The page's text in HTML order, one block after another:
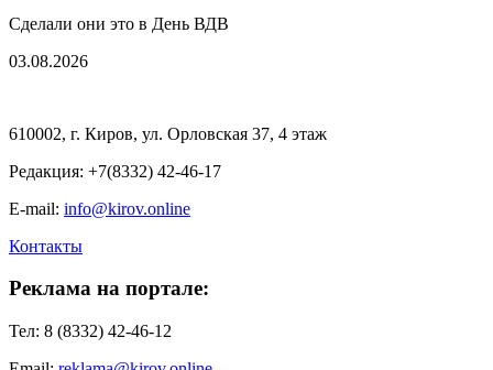
Сделали они это в День ВДВ
03.08.2026
610002, г. Киров, ул. Орловская 37, 4 этаж
Редакция: +7(8332) 42-46-17
E-mail: info@kirov.online
Контакты
Реклама на портале:
Тел: 8 (8332) 42-46-12